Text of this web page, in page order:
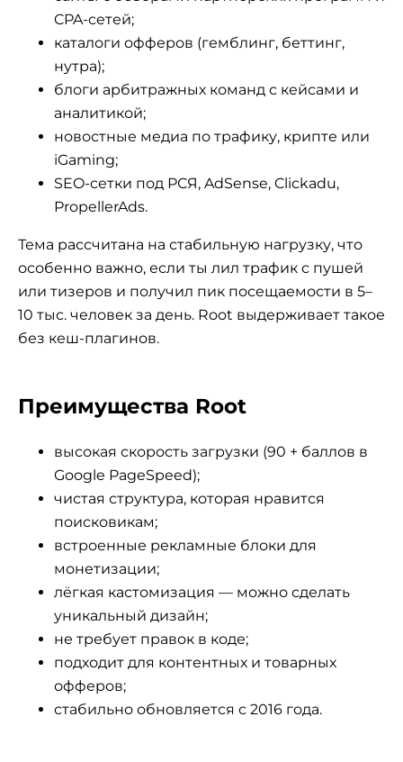
CPA-сетей;
каталоги офферов (гемблинг, беттинг,
нутра);
блоги арбитражных команд с кейсами и
аналитикой;
новостные медиа по трафику, крипте или
iGaming;
SEO-сетки под РСЯ, AdSense, Clickadu,
PropellerAds.
Тема рассчитана на стабильную нагрузку, что
особенно важно, если ты лил трафик с пушей
или тизеров и получил пик посещаемости в 5–
10 тыс. человек за день. Root выдерживает такое
без кеш-плагинов.
Преимущества Root
высокая скорость загрузки (90 + баллов в
Google PageSpeed);
чистая структура, которая нравится
поисковикам;
встроенные рекламные блоки для
монетизации;
лёгкая кастомизация — можно сделать
уникальный дизайн;
не требует правок в коде;
подходит для контентных и товарных
офферов;
стабильно обновляется с 2016 года.